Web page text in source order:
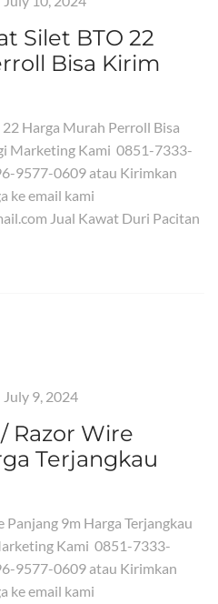
Silet BTO 22
Bisa Kirim
Harga Murah Perroll Bisa
Marketing Kami 0851-7333-
9577-0609 atau Kirimkan
ke email kami
Jual Kawat Duri Pacitan
July 9, 2024
Razor Wire
Terjangkau
9m Harga Terjangkau
Kami 0851-7333-
9577-0609 atau Kirimkan
ke email kami